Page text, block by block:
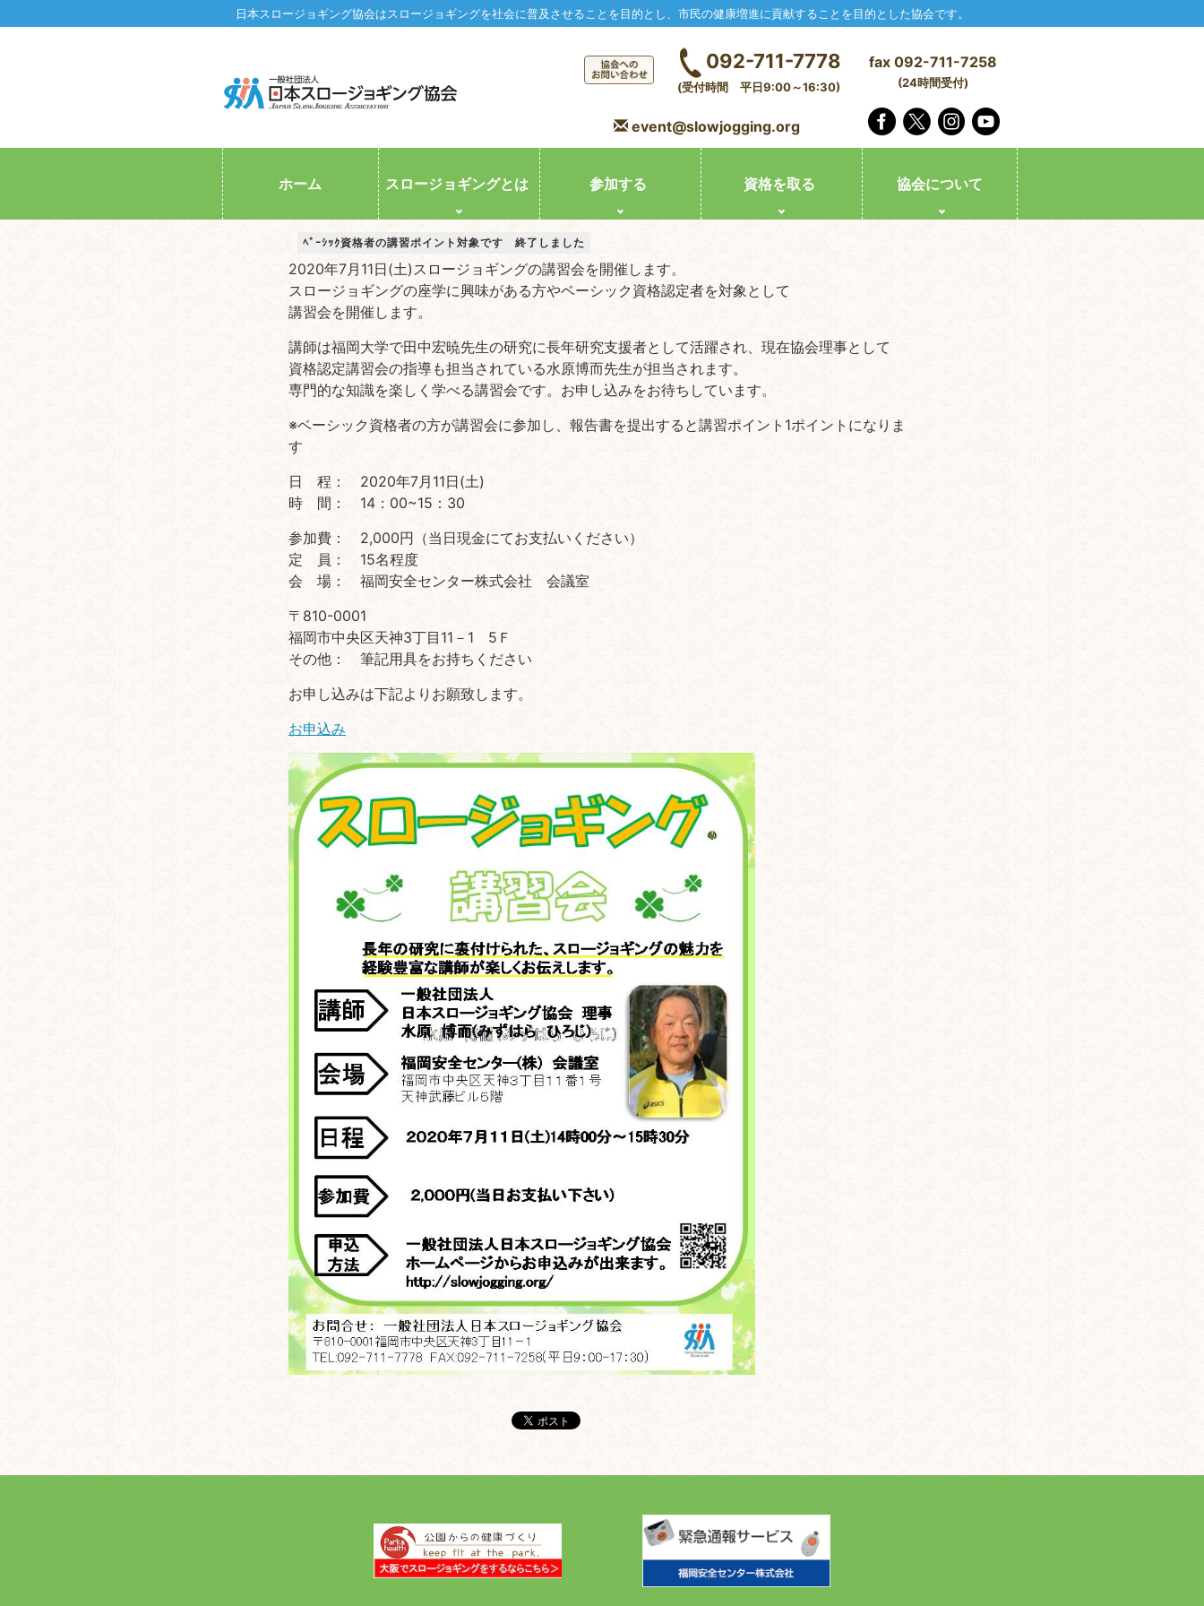
日本スロージョギング協会はスロージョギングを社会に普及させることを目的とし、市民の健康増進に貢献することを目的とした協会です。
092-711-7778
(受付時間 平日9:00～16:30)
fax 092-711-7258
(24時間受付)
event@slowjogging.org
ホーム スロージョギングとは 参加する 資格を取る 協会について
ﾍﾞｰｼｯｸ資格者の講習ポイント対象です 終了しました
2020年7月11日(土)スロージョギングの講習会を開催します。
スロージョギングの座学に興味がある方やベーシック資格認定者を対象として
講習会を開催します。
講師は福岡大学で田中宏暁先生の研究に長年研究支援者として活躍され、現在協会理事として
資格認定講習会の指導も担当されている水原博而先生が担当されます。
専門的な知識を楽しく学べる講習会です。お申し込みをお待ちしています。
※ベーシック資格者の方が講習会に参加し、報告書を提出すると講習ポイント1ポイントになりま
す
日 程： 2020年7月11日(土)
時 間： 14：00~15：30
参加費： 2,000円（当日現金にてお支払いください）
定 員： 15名程度
会 場： 福岡安全センター株式会社 会議室
〒810-0001
福岡市中央区天神3丁目11－1 5Ｆ
その他： 筆記用具をお持ちください
お申し込みは下記よりお願致します。
お申込み